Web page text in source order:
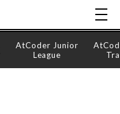
AtCoder Junior
League